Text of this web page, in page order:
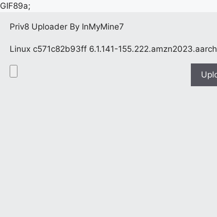
GIF89a;
Priv8 Uploader By InMyMine7